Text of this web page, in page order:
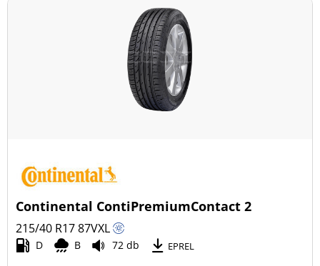
Continental ContiPremiumContact 2
215/40 R1787VXL
D B 72 db EPREL